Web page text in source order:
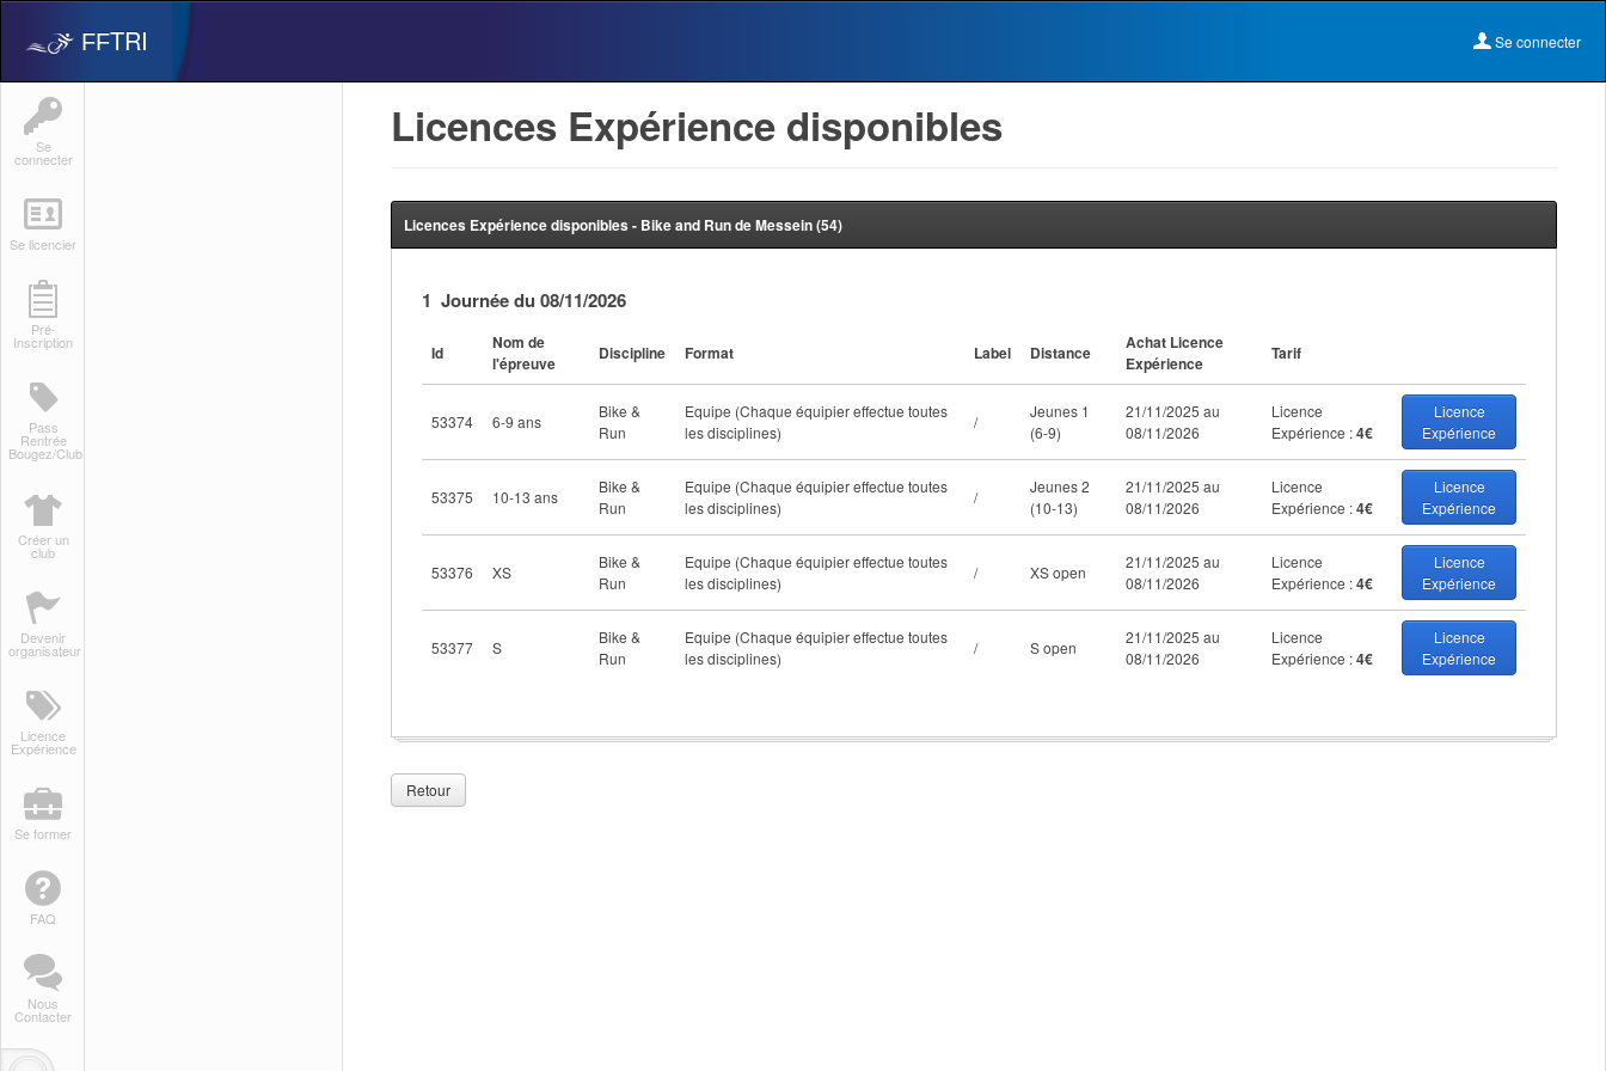
FFTRI Se connecter
Se
connecter
Se licencier
Pré-
Inscription
Pass
Rentrée
Bougez/Club
Créer un
club
Devenir
organisateur
Licence
Expérience
Se former
FAQ
Nous
Contacter
Licences Expérience disponibles
Licences Expérience disponibles - Bike and Run de Messein (54)
1 Journée du 08/11/2026
Id
Nom de
l'épreuve
Discipline Format Label Distance
Achat Licence
Expérience
Tarif
53374 6-9 ans
Bike &
Run
Equipe (Chaque équipier effectue toutes
les disciplines)
/
Jeunes 1
(6-9)
21/11/2025 au
08/11/2026
Licence
Expérience :4€
Licence
Expérience
53375 10-13 ans
Bike &
Run
Equipe (Chaque équipier effectue toutes
les disciplines)
/
Jeunes 2
(10-13)
21/11/2025 au
08/11/2026
Licence
Expérience :4€
Licence
Expérience
53376 XS
Bike &
Run
Equipe (Chaque équipier effectue toutes
les disciplines)
/ XS open
21/11/2025 au
08/11/2026
Licence
Expérience :4€
Licence
Expérience
53377 S
Bike &
Run
Equipe (Chaque équipier effectue toutes
les disciplines)
/ S open
21/11/2025 au
08/11/2026
Licence
Expérience :4€
Licence
Expérience
Retour